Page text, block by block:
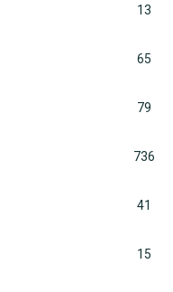
13
65
79
736
41
15